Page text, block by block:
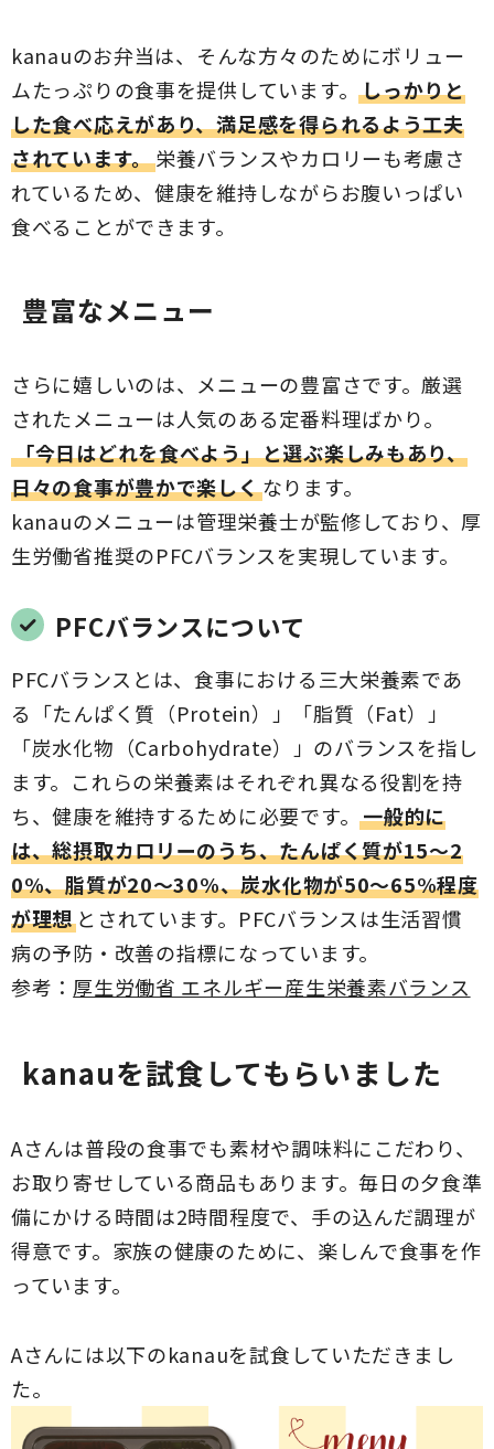
kanauのお弁当は、そんな方々のためにボリュー
ムたっぷりの食事を提供しています。しっかりと
した食べ応えがあり、満足感を得られるよう工夫
されています。栄養バランスやカロリーも考慮さ
れているため、健康を維持しながらお腹いっぱい
食べることができます。
豊富なメニュー
さらに嬉しいのは、メニューの豊富さです。厳選
されたメニューは人気のある定番料理ばかり。
「今日はどれを食べよう」と選ぶ楽しみもあり、
日々の食事が豊かで楽しくなります。
kanauのメニューは管理栄養士が監修しており、厚
生労働省推奨のPFCバランスを実現しています。
PFCバランスについて
PFCバランスとは、食事における三大栄養素であ
る「たんぱく質（Protein）」「脂質（Fat）」
「炭水化物（Carbohydrate）」のバランスを指し
ます。これらの栄養素はそれぞれ異なる役割を持
ち、健康を維持するために必要です。一般的に
は、総摂取カロリーのうち、たんぱく質が15～2
0%、脂質が20～30%、炭水化物が50～65%程度
が理想 とされています。PFCバランスは生活習慣
病の予防・改善の指標になっています。
参考： 厚生労働省 エネルギー産生栄養素バランス
kanauを試食してもらいました
Aさんは普段の食事でも素材や調味料にこだわり、
お取り寄せしている商品もあります。毎日の夕食準
備にかける時間は2時間程度で、手の込んだ調理が
得意です。家族の健康のために、楽しんで食事を作
っています。
Aさんには以下のkanauを試食していただきまし
た。